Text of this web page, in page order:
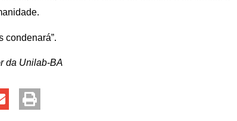
condenará”.
da Unilab-BA